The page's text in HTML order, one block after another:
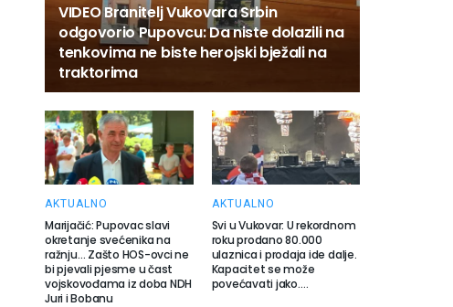
VIDEO Branitelj Vukovara Srbin
odgovorio Pupovcu: Da niste dolazili na
tenkovima ne biste herojski bježali na
traktorima
AKTUALNO
Marijačić: Pupovac slavi
okretanje svećenika na
ražnju… Zašto HOS-ovci ne
bi pjevali pjesme u čast
vojskovođama iz doba NDH
Juri i Bobanu
AKTUALNO
Svi u Vukovar: U rekordnom
roku prodano 80.000
ulaznica i prodaja ide dalje.
Kapacitet se može
povećavati jako….